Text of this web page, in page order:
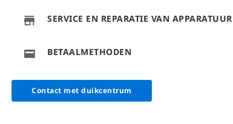
SERVICE EN REPARATIE VAN APPARATUUR
BETAALMETHODEN
Contact met duikcentrum